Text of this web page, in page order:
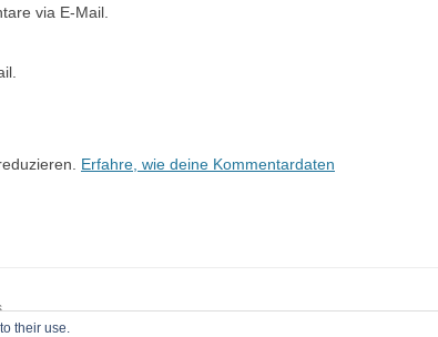
via E-Mail.
Erfahre, wie deine Kommentardaten
their use.